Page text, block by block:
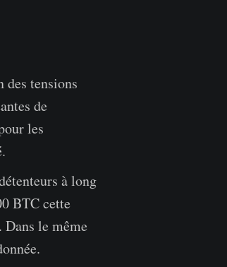
des tensions
de
les
à long
BTC cette
le même